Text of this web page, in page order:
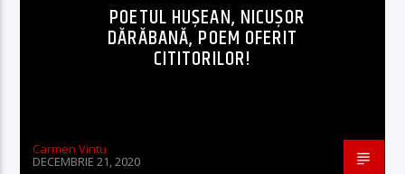
POETUL HUŞEAN, NICUȘOR
DĂRĂBANĂ, POEM OFERIT
CITITORILOR!
Carmen Vintu
DECEMBRIE 21, 2020